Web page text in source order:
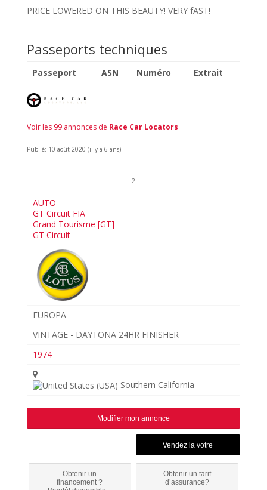
PRICE LOWERED ON THIS BEAUTY! VERY fAST!
Passeports techniques
Passeport ASN Numéro Extrait
Voir les 99 annonces de Race Car Locators
Publié: 10 août 2020 (il y a 6 ans)
2
AUTO
GT Circuit FIA
Grand Tourisme [GT]
GT Circuit
EUROPA
VINTAGE - DAYTONA 24HR FINISHER
1974
Southern California
Modifier mon annonce
Obtenir un
financement ?
Obtenir un tarif
d’assurance?